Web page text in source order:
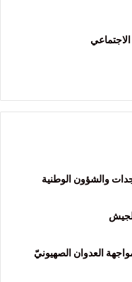
والشؤون الوطنية
العدوان الصهيونيّ